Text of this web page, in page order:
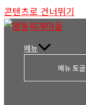
콘텐츠로 건너뛰기
메뉴
메뉴 토글